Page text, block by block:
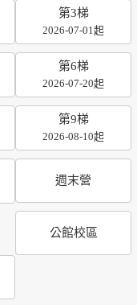
第3梯
2026-07-01起
第6梯
2026-07-20起
第9梯
2026-08-10起
週末營
公館校區